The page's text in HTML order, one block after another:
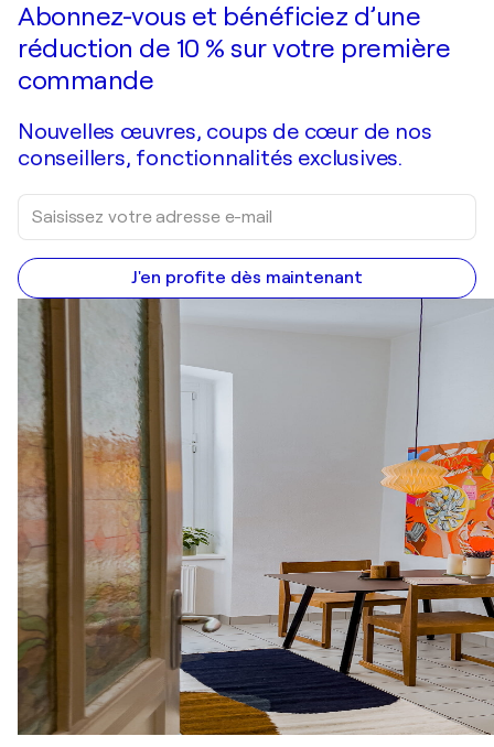
Abonnez-vous et bénéficiez d’une
réduction de 10 % sur votre première
commande
Nouvelles œuvres, coups de cœur de nos
conseillers, fonctionnalités exclusives.
J'en profite dès maintenant